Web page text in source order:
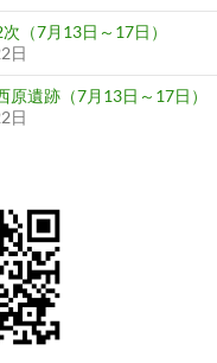
（7月13日～17日）
日
原遺跡（7月13日～17日）
日